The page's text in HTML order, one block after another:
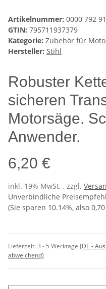
Artikelnummer: 0000 792
GTIN: 795711937379
Kategorie: Zubehör für
Hersteller: Stihl
Robuster
sicheren
Motorsäge.
Anwender.
6,20 €
inkl. 19% MwSt. , zzgl.
Unverbindliche
(Sie sparen 10.14%, also
Lieferzeit:3 - 5 Werktage (DE -
abweichend)